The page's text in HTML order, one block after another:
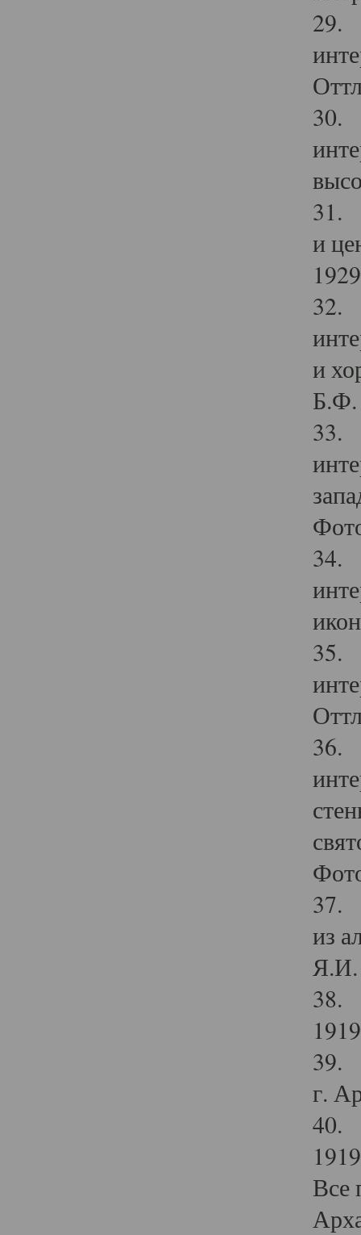
29.
30.
31.
и
32.
и
Б.Ф.
33.
34.
35.
36.
37.
из
Я.И.
38.
39.
г.
40.
Все